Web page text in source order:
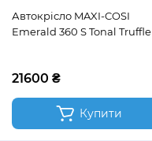
Автокрісло MAXI-COSI
Emerald 360 S Tonal Truffle
21600 ₴
Купити